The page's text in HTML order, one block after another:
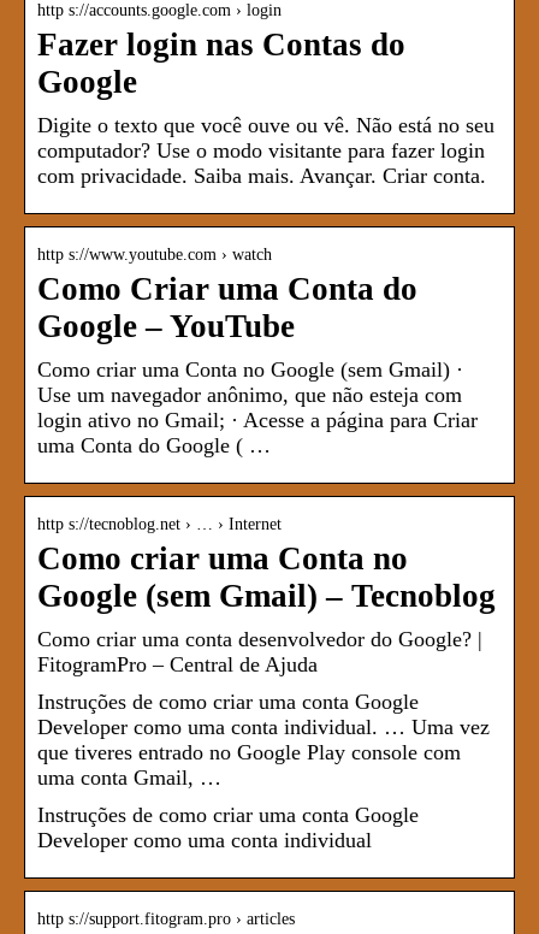
http s://accounts.google.com › login
Fazer login nas Contas do
Google
Digite o texto que você ouve ou vê. Não está no seu
computador? Use o modo visitante para fazer login
com privacidade. Saiba mais. Avançar. Criar conta.
http s://www.youtube.com › watch
Como Criar uma Conta do
Google – YouTube
Como criar uma Conta no Google (sem Gmail) ·
Use um navegador anônimo, que não esteja com
login ativo no Gmail; · Acesse a página para Criar
uma Conta do Google ( …
http s://tecnoblog.net › … › Internet
Como criar uma Conta no
Google (sem Gmail) – Tecnoblog
Como criar uma conta desenvolvedor do Google? |
FitogramPro – Central de Ajuda
Instruções de como criar uma conta Google
Developer como uma conta individual. … Uma vez
que tiveres entrado no Google Play console com
uma conta Gmail, …
Instruções de como criar uma conta Google
Developer como uma conta individual
http s://support.fitogram.pro › articles